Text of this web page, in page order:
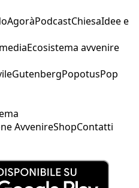
AgoràPodcastChiesaIdee e
Ecosistema avvenire
GutenbergPopotusPop
AvvenireShopContatti